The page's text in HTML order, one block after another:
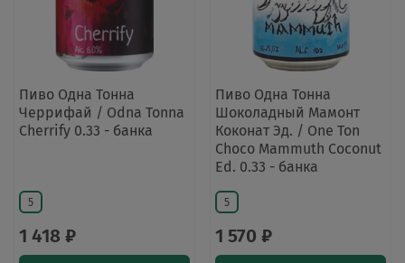
Пиво Одна Тонна
Черрифай / Odna Tonna
Cherrify 0.33 - банка
5
1 418 ₽
Пиво Одна Тонна
Шоколадный Мамонт
Коконат Эд. / One Ton
Choco Mammuth Coconut
Ed. 0.33 - банка
5
1 570 ₽